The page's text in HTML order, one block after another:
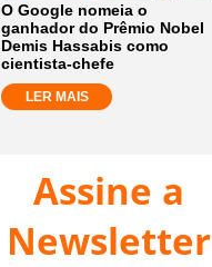
O Google nomeia o
ganhador do Prêmio Nobel
Demis Hassabis como
cientista-chefe
LER MAIS
Assine a
Newsletter